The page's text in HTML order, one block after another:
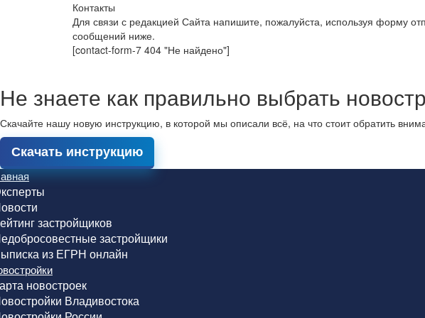
Контакты
Для связи с редакцией Сайта напишите, пожалуйста, используя форму
сообщений ниже.
[contact-form-7 404 "Не найдено"]
Не знаете как правильно выбрать
Скачайте нашу новую инструкцию, в которой мы описали всё, на что стоит обратить
Скачать инструкцию
застройщиков
застройщики
из ЕГРН онлайн
новостроек
Владивостока